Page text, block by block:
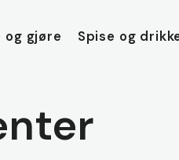
og gjøre Spise og